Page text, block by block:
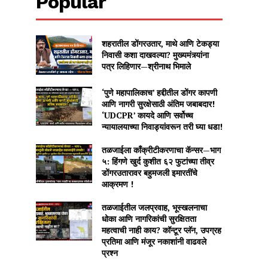
शहरातील डोंगरउतार, माथे आणि टेकड्या
निवासी कशा दाखवल्या? मुख्यमंत्र्यांना
पत्र लिहिणार—श्रीनाथ भिमाले
‘पुणे महापालिकाच’ हद्दीतील डोंगर कापणी
आणि नागरी सुरक्षेसाठी अंतिम जबाबदार!
‘UDCPR’ कायदे आणि सर्वोच्च
न्यायालयाच्या निवाड्यांवरून तरी घ्या धडा!
तळजाईला काँक्रीटीकरणाचा कॅन्सर—भाग
५: हिंगणे खुर्द कुशीत ६२ फुटांच्या तीव्र
डोंगरउतारावर बहुमजली इमारतींचे
आक्रमण !
तळजाईतील जलप्रवाह, भूस्खलनाचा
धोका आणि नागरिकांची सुरक्षितता
महत्वाची नाही काय? कॉन्टूर प्लॅन, उपग्रह
प्रतिमा आणि मंजूर नकाशांनी वाढवले
प्रश्न